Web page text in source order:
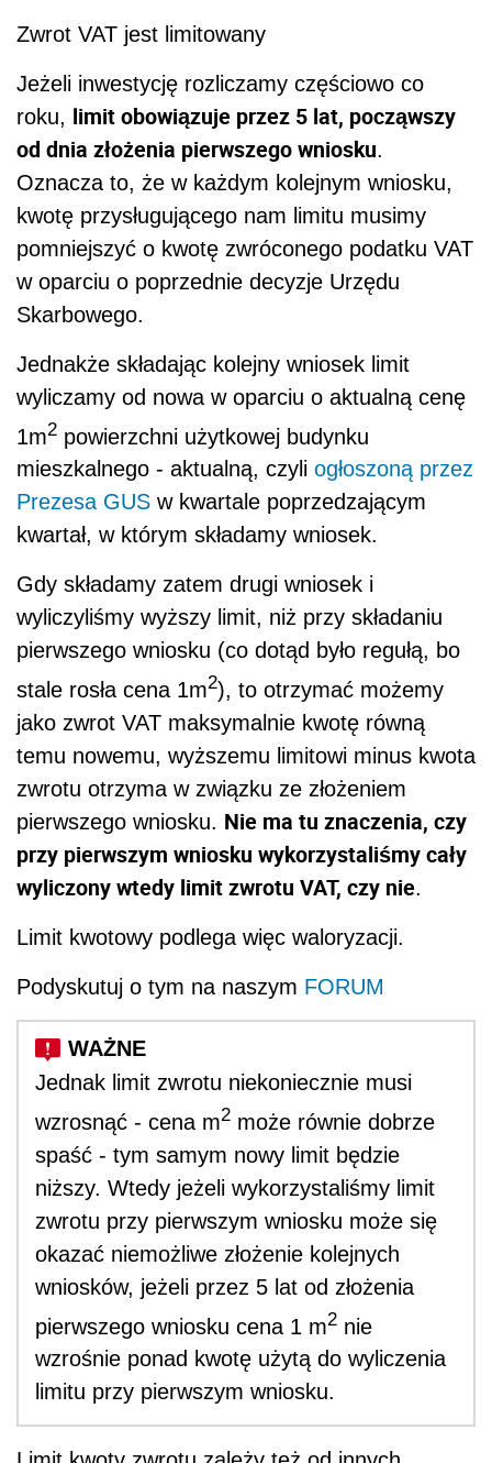
Zwrot VAT jest limitowany
Jeżeli inwestycję rozliczamy częściowo co
roku, limit obowiązuje przez 5 lat, począwszy
od dnia złożenia pierwszego wniosku.
Oznacza to, że w każdym kolejnym wniosku,
kwotę przysługującego nam limitu musimy
pomniejszyć o kwotę zwróconego podatku VAT
w oparciu o poprzednie decyzje Urzędu
Skarbowego.
Jednakże składając kolejny wniosek limit
wyliczamy od nowa w oparciu o aktualną cenę
1m2 powierzchni użytkowej budynku
mieszkalnego - aktualną, czyli ogłoszoną przez
Prezesa GUS w kwartale poprzedzającym
kwartał, w którym składamy wniosek.
Gdy składamy zatem drugi wniosek i
wyliczyliśmy wyższy limit, niż przy składaniu
pierwszego wniosku (co dotąd było regułą, bo
stale rosła cena 1m2), to otrzymać możemy
jako zwrot VAT maksymalnie kwotę równą
temu nowemu, wyższemu limitowi minus kwota
zwrotu otrzyma w związku ze złożeniem
pierwszego wniosku. Nie ma tu znaczenia, czy
przy pierwszym wniosku wykorzystaliśmy cały
wyliczony wtedy limit zwrotu VAT, czy nie.
Limit kwotowy podlega więc waloryzacji.
Podyskutuj o tym na naszym FORUM
Jednak limit zwrotu niekoniecznie musi
wzrosnąć - cena m2 może równie dobrze
spaść - tym samym nowy limit będzie
niższy. Wtedy jeżeli wykorzystaliśmy limit
zwrotu przy pierwszym wniosku może się
okazać niemożliwe złożenie kolejnych
wniosków, jeżeli przez 5 lat od złożenia
pierwszego wniosku cena 1 m2 nie
wzrośnie ponad kwotę użytą do wyliczenia
limitu przy pierwszym wniosku.